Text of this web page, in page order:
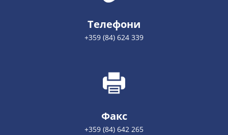
Телефони
+359 (84) 624 339
Факс
+359 (84) 642 265